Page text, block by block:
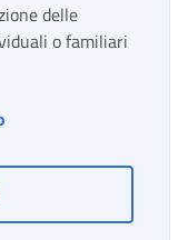
delle
o familiari
artigiani